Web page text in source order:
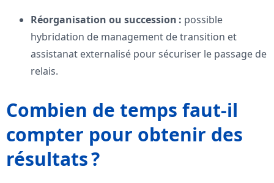
Réorganisation ou succession : possible
hybridation de management de transition et
assistanat externalisé pour sécuriser le passage de
relais.
Combien de temps faut-il
compter pour obtenir des
résultats ?